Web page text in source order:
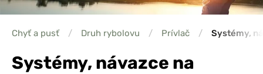
Chyť a pusť / Druh rybolovu / Prívlač / Systémy,
Systémy, návazce na